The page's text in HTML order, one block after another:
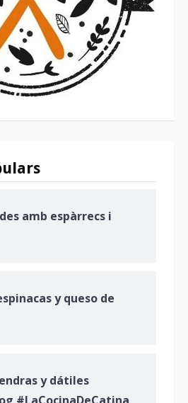
amb espàrrecs i
y queso de
y dátiles
#LaCocinaDeCatina